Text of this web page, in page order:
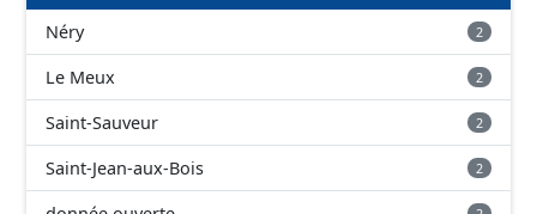
Néry 2
Le Meux 2
Saint-Sauveur 2
Saint-Jean-aux-Bois 2